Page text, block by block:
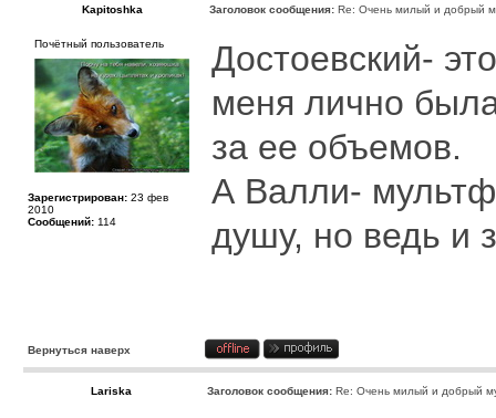
Kapitoshka Заголовок сообщения: Re: Очень милый и добрый
Почётный пользователь
Зарегистрирован: 23 фев
2010
Сообщений: 114
Достоевский-
меня лично
за ее объемов.
А Валли-
душу, но ведь и
Вернуться наверх
Lariska Заголовок сообщения: Re: Очень милый и добрый